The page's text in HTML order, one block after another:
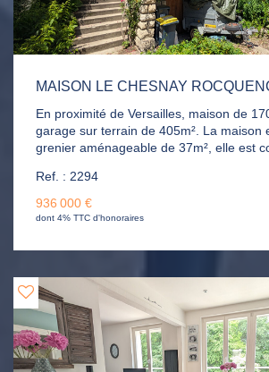
En proximité de Versailles, maison de 170 m² au
garage sur terrain de 405m². La maison
grenier aménageable de 37m², elle est
espace repas donnant sur jardin exposé
A l'étage : 3 chambres, salle de bains et
aménager. Sous-sol total avec garage,
chambre. Grand jardin avec une
une place de parking extérieur. Les
Dépendance 40m²
Ref. : 2294
936 000 €
dont 4% TTC d'honoraires